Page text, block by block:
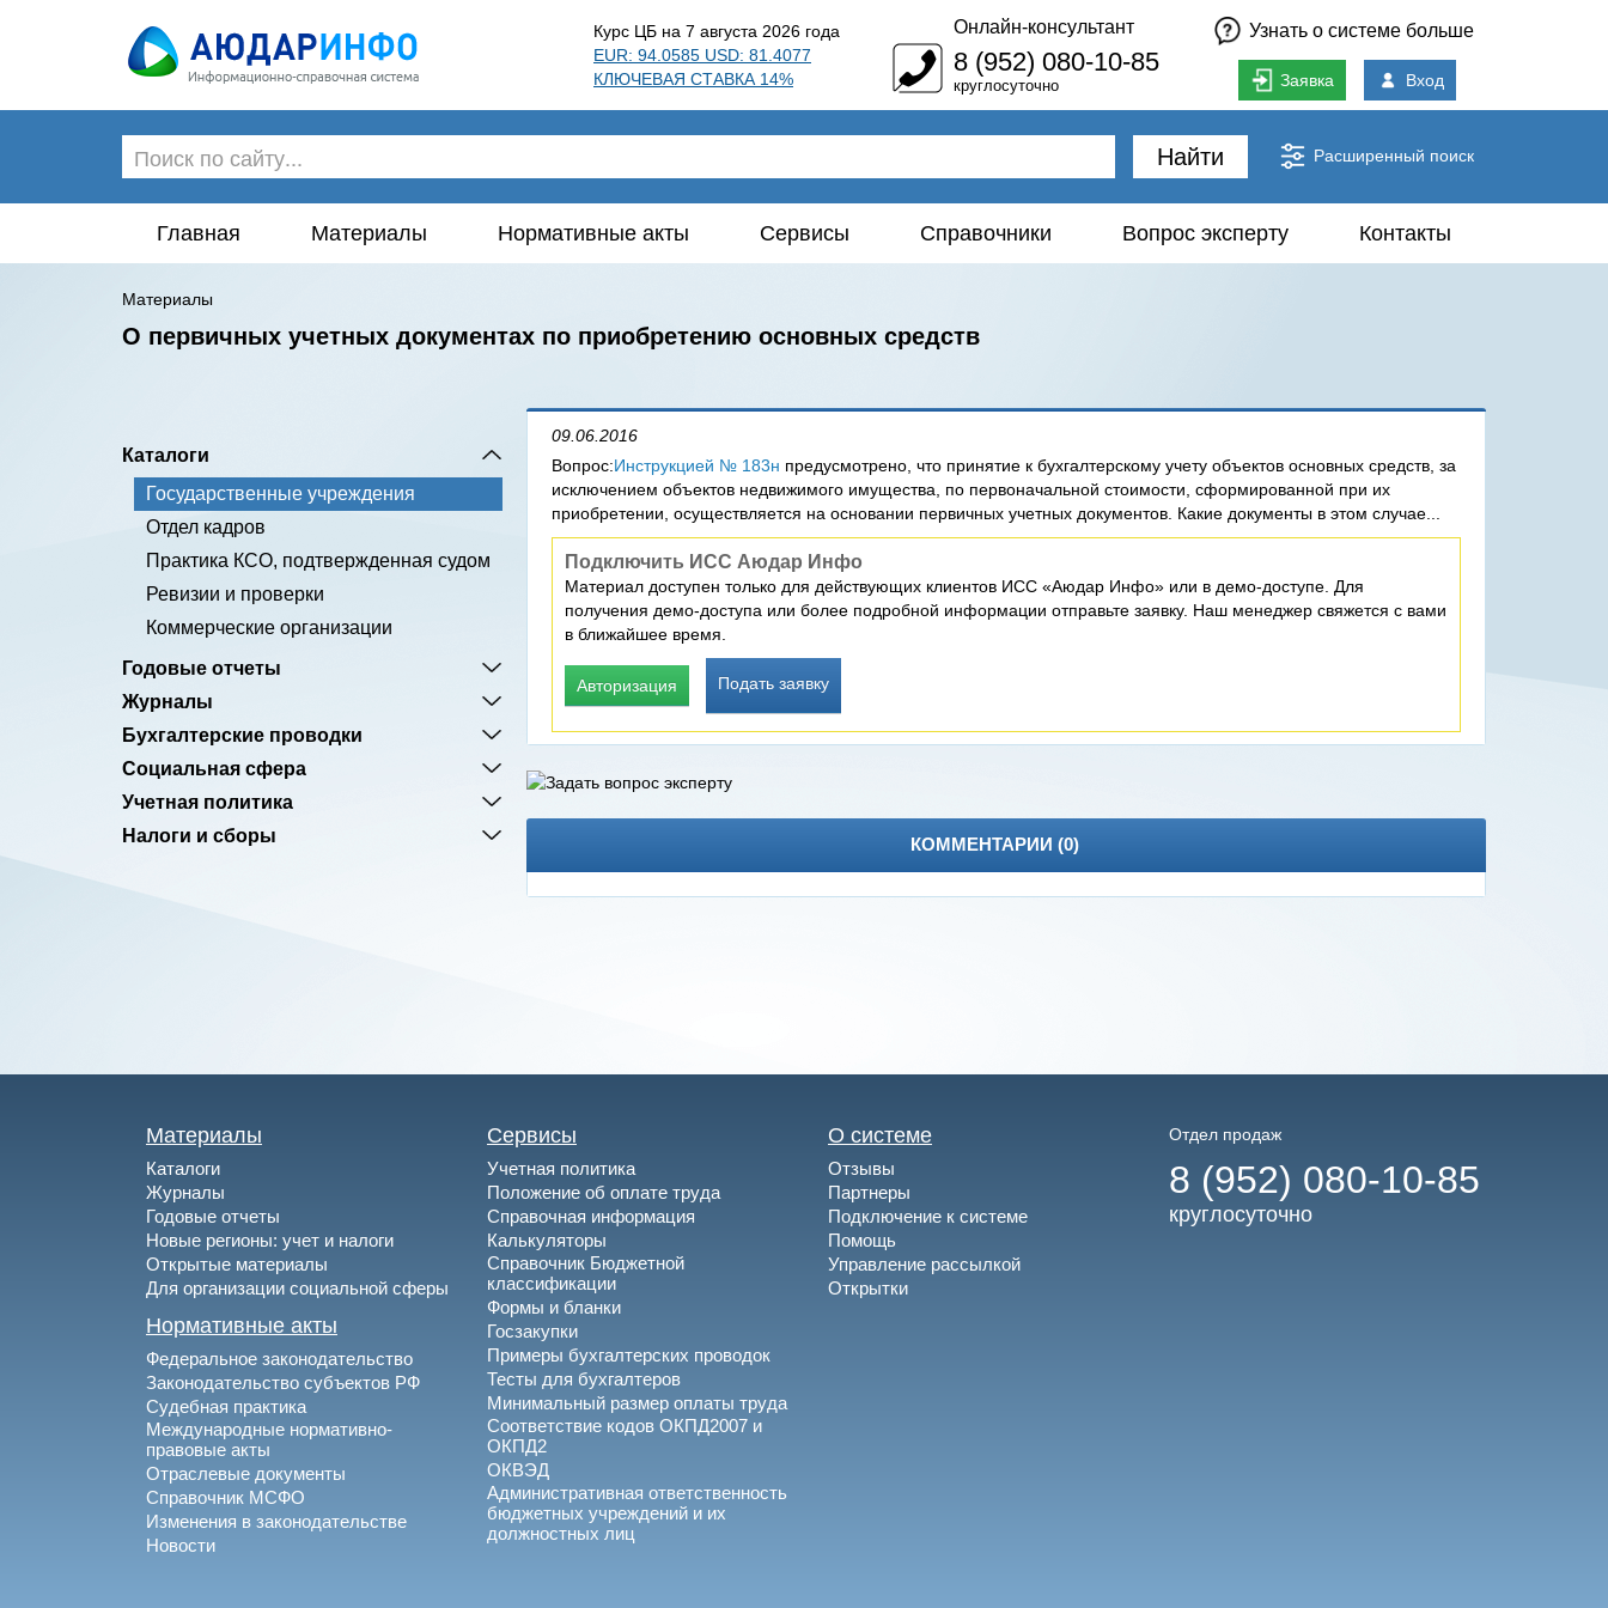
Курс ЦБ на 7 августа 2026 года
EUR: 94.0585 USD: 81.4077
КЛЮЧЕВАЯ СТАВКА 14%
Онлайн-консультант
8 (952) 080-10-85
круглосуточно
Узнать о системе больше
Заявка Вход
Найти Расширенный поиск
Главная Материалы Нормативные акты Сервисы Справочники Вопрос эксперту Контакты
Материалы
О первичных учетных документах по приобретению основных средств
Каталоги
Государственные учреждения
Отдел кадров
Практика КСО, подтвержденная судом
Ревизии и проверки
Коммерческие организации
Годовые отчеты
Журналы
Бухгалтерские проводки
Социальная сфера
Учетная политика
Налоги и сборы
09.06.2016
Вопрос:Инструкцией № 183н предусмотрено, что принятие к бухгалтерскому учету объектов основных средств, за
исключением объектов недвижимого имущества, по первоначальной стоимости, сформированной при их
приобретении, осуществляется на основании первичных учетных документов. Какие документы в этом случае...
Подключить ИСС Аюдар Инфо
Материал доступен только для действующих клиентов ИСС «Аюдар Инфо» или в демо-доступе. Для
получения демо-доступа или более подробной информации отправьте заявку. Наш менеджер свяжется с вами
в ближайшее время.
Авторизация Подать заявку
КОММЕНТАРИИ (0)
Материалы
Каталоги
Журналы
Годовые отчеты
Новые регионы: учет и налоги
Открытые материалы
Для организации социальной сферы
Нормативные акты
Федеральное законодательство
Законодательство субъектов РФ
Судебная практика
Международные нормативно-
правовые акты
Отраслевые документы
Справочник МСФО
Изменения в законодательстве
Новости
Сервисы
Учетная политика
Положение об оплате труда
Справочная информация
Калькуляторы
Справочник Бюджетной
классификации
Формы и бланки
Госзакупки
Примеры бухгалтерских проводок
Тесты для бухгалтеров
Минимальный размер оплаты труда
Соответствие кодов ОКПД2007 и
ОКПД2
ОКВЭД
Административная ответственность
бюджетных учреждений и их
должностных лиц
О системе
Отзывы
Партнеры
Подключение к системе
Помощь
Управление рассылкой
Открытки
Отдел продаж
8 (952) 080-10-85
круглосуточно